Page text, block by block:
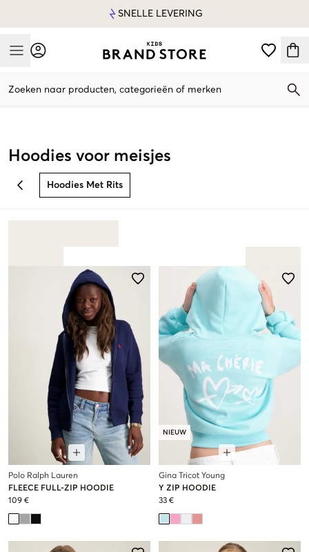
SNELLE LEVERING
Mobile Menu
Zoeken naar producten, categorieën of merken
Hoodies voor meisjes
BACK Hoodies Met Rits
Polo Ralph Lauren
FLEECE FULL-ZIP HOODIE
109 €
NIEUW
Gina Tricot Young
Y ZIP HOODIE
33 €